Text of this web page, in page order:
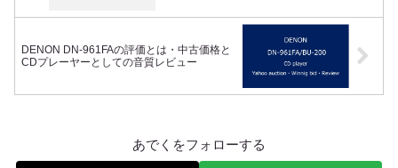
DENON DN-961FAの評価とは・中古価格と
CDプレーヤーとしての音質レビュー
あでくをフォローする